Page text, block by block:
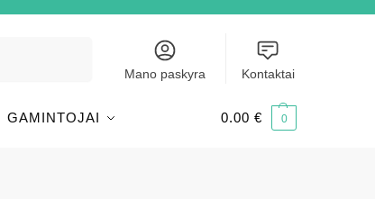
Mano paskyra Kontaktai
GAMINTOJAI 0.00 € 0